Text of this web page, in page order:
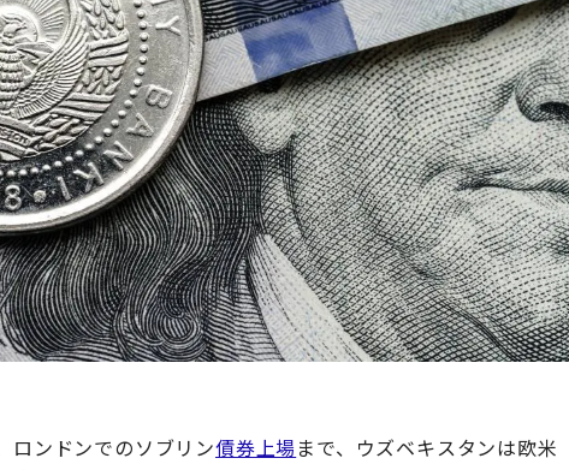
ロンドンでのソブリン債券上場 まで、ウズベキスタンは欧米